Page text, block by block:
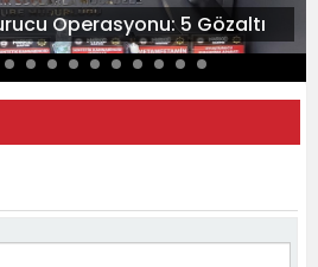
Operasyonu: 5 Gözaltı